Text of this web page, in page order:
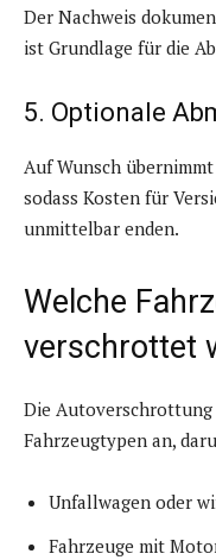
Der Nachweis
ist Grundlage für die
5. Optionale
Auf Wunsch
sodass Kosten für
unmittelbar enden.
Welche
verschrottet
Die
Fahrzeugtypen an,
Unfallwagen oder
Fahrzeuge mit